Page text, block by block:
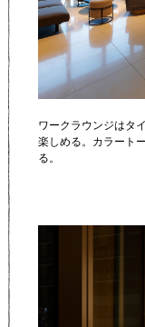
ワークラウンジはタ
楽しめる。カラート
る。